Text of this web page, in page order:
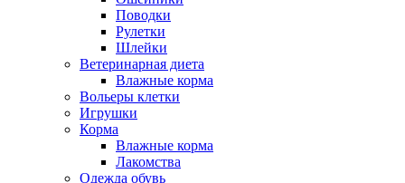
Поводки
Рулетки
Шлейки
Ветеринарная диета
Влажные корма
Вольеры клетки
Игрушки
Корма
Влажные корма
Лакомства
Одежда обувь